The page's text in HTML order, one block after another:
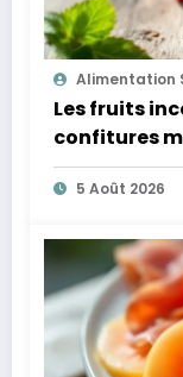
Alimentation
Les fruits
confitures
plus légères
5 Août 2026